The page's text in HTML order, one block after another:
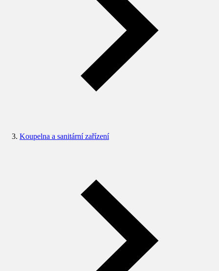
Koupelna a sanitární zařízení